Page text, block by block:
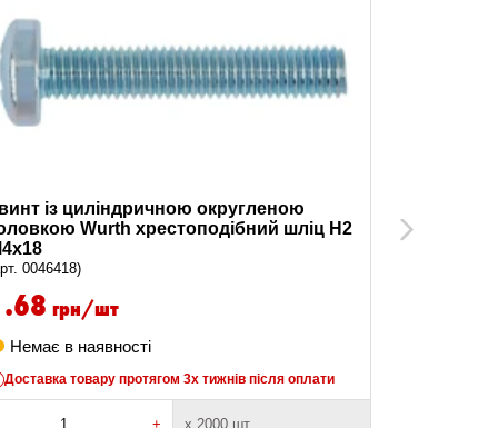
із циліндричною округленою
Wurth хрестоподібний шліц H2
0046418)
грн/шт
Немає в наявності
Доставка товару протягом 3х тижнів після оплати
+ х 2000 шт
Next